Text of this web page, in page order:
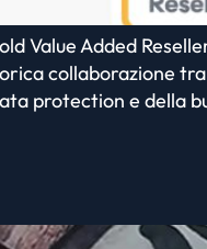
Value Added
collaborazione
protection e della